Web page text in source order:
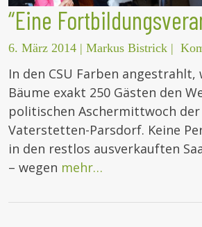
“Eine
6. März 2014 | Markus Bistrick |
In den CSU Farben angestrahlt,
Bäume exakt 250 Gästen den
politischen Aschermittwoch der
Vaterstetten-Parsdorf. Keine
in den restlos ausverkauften
– wegen mehr…